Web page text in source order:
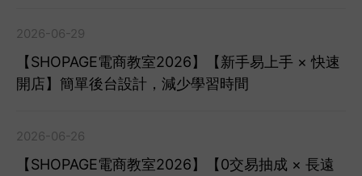
2026-06-29
【SHOPAGE電商教室2026】【新手易上手 × 快速
開店】簡單後台設計，減少學習時間
2026-06-26
【SHOPAGE電商教室2026】【0交易抽成 × 長遠